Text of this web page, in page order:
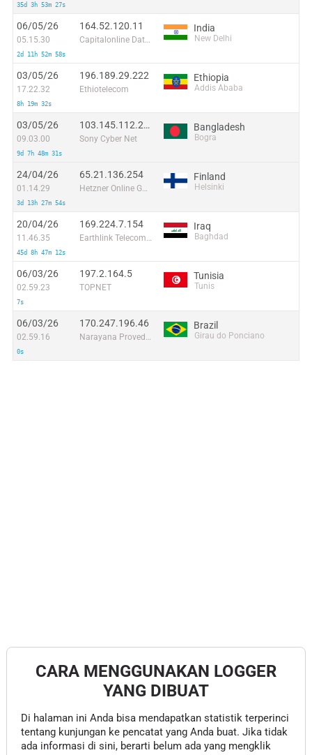
35d 3h 53m 27s
06/05/26
05.15.30
2d 11h 52m 58s
164.52.120.11
Capitalonline Data Service (HK) Co
India
New Delhi
03/05/26
17.22.32
8h 19m 32s
196.189.29.222
Ethiotelecom
Ethiopia
Addis Ababa
03/05/26
09.03.00
9d 7h 48m 31s
103.145.112.209
Sony Cyber Net
Bangladesh
Bogra
24/04/26
01.14.29
3d 13h 27m 54s
65.21.136.254
Hetzner Online GmbH
Finland
Helsinki
20/04/26
11.46.35
45d 8h 47m 12s
169.224.7.154
Earthlink Telecommunications Equipment Trading & Services DMCC
Iraq
Baghdad
06/03/26
02.59.23
7s
197.2.164.5
TOPNET
Tunisia
Tunis
06/03/26
02.59.16
0s
170.247.196.46
Narayana Provedor de Internet Ltda
Brazil
Girau do Ponciano
CARA MENGGUNAKAN LOGGER
YANG DIBUAT
Di halaman ini Anda bisa mendapatkan statistik terperinci
tentang kunjungan ke pencatat yang Anda buat. Jika tidak
ada informasi di sini, berarti belum ada yang mengklik